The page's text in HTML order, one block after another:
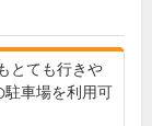
とても行きや
駐車場を利用可